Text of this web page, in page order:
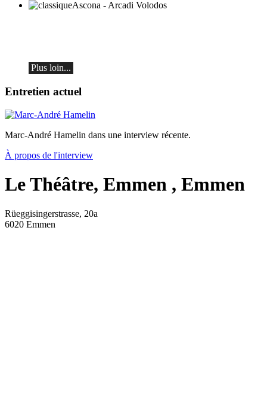
Plus loin...
Entretien actuel
Marc-André Hamelin dans une interview récente.
À propos de l'interview
Le Théâtre, Emmen , Emmen
Rüeggisingerstrasse, 20a
6020 Emmen